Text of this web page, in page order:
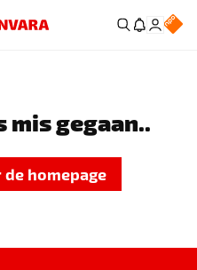
mis gegaan..
de homepage